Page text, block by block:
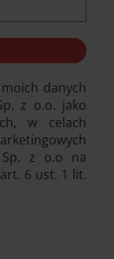
danych
z o.o. jako
w celach
Sp. z o.o na
6 ust. 1 lit.